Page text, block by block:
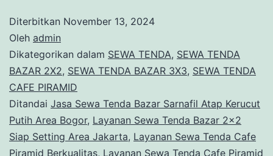
Diterbitkan November 13, 2024
Oleh admin
Dikategorikan dalam SEWA TENDA, SEWA TENDA
BAZAR 2X2, SEWA TENDA BAZAR 3X3, SEWA TENDA
CAFE PIRAMID
Ditandai Jasa Sewa Tenda Bazar Sarnafil Atap Kerucut
Putih Area Bogor, Layanan Sewa Tenda Bazar 2x2
Siap Setting Area Jakarta, Layanan Sewa Tenda Cafe
Piramid Berkualitas, Layanan Sewa Tenda Cafe Piramid